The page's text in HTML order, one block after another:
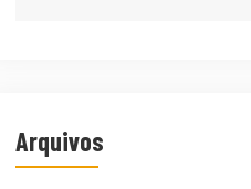
Arquivos